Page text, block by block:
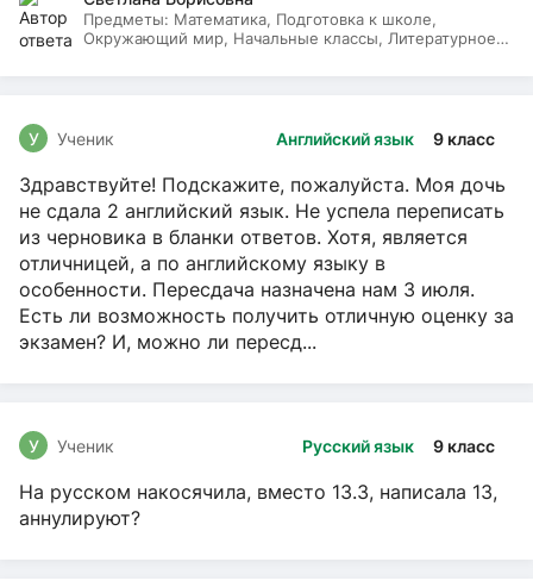
Предметы: Математика, Подготовка к школе,
Окружающий мир, Начальные классы, Литературное
Английский язык 9 класс
У Ученик
Здравствуйте! Подскажите, пожалуйста. Моя дочь
не сдала 2 английский язык. Не успела переписать
из черновика в бланки ответов. Хотя, является
отличницей, а по английскому языку в
особенности. Пересдача назначена нам 3 июля.
Есть ли возможность получить отличную оценку за
экзамен? И, можно ли пересд...
Русский язык 9 класс
У Ученик
На русском накосячила, вместо 13.3, написала 13,
аннулируют?